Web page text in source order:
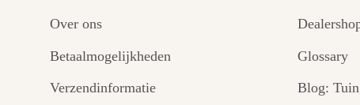
Over ons
Betaalmogelijkheden
Verzendinformatie
Glossary
Blog: